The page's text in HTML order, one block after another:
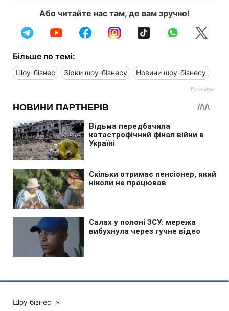
Або читайте нас там, де вам зручно!
Більше по темі:
Шоу-бізнес Зірки шоу-бізнесу Новини шоу-бізнесу
Шоу бізнес »